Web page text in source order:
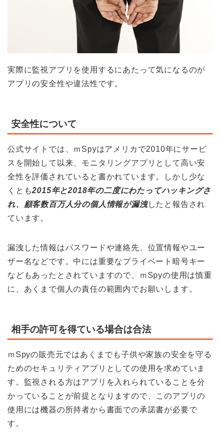
実際に監視アプリを使用するにあたって気になるのが
アプリの安全性や違法性です。
安全性について
公式サイトでは、ｍSpyはアメリカで2010年にサービ
スを開始して以来、モニタリングアプリとして高い安
全性を評価されていると書かれています。しかし少な
くとも2015年と2018年の二度にわたってハッキングさ
れ、顧客数百万人分の個人情報が漏洩したと報告され
ています。
漏洩した情報はパスワードや連絡先、位置情報やユー
ザー名などです。中には重要なプライベート暗号キー
などもあったとされていますので、ｍSpyの使用は慎重
に、あくまで個人の責任の範囲内でお願いします。
相手の許可を得ている場合は合法
ｍSpyの販売元ではあくまでも子供や家族の安全を守る
ためのセキュリティアプリとしての使用を求めていま
す。監視される方はアプリを入れられていることを分
かっていることが前提となりますので、このアプリの
使用には機器の所持者から書面での承諾書が必要で
す。